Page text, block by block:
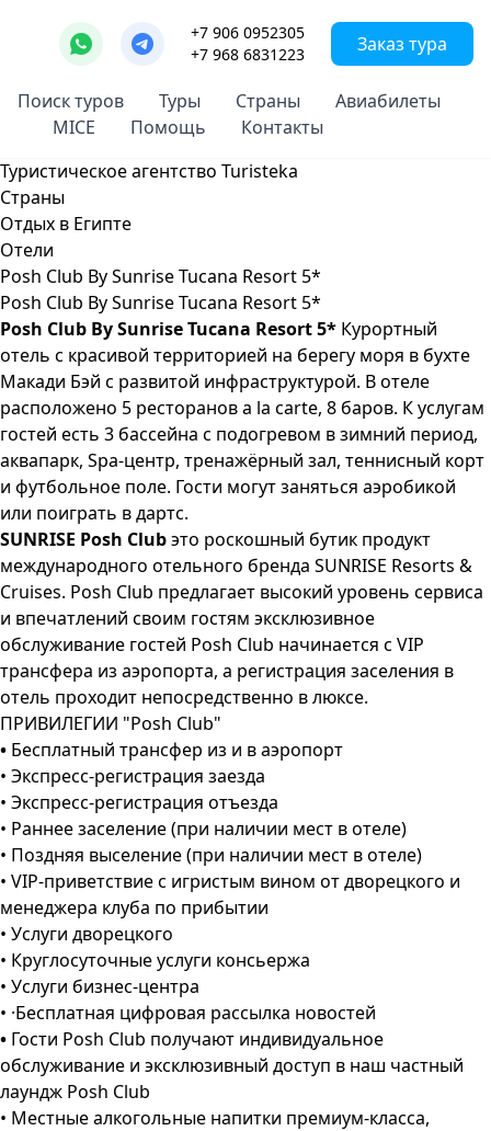
+7 906 0952305
+7 968 6831223
Заказ тура
Поиск туров Туры Страны
Авиабилеты
MICE
Помощь
Контакты
Туристическое агентство Turisteka
Страны
Отдых в Египте
Отели
Posh Club By Sunrise Tucana Resort 5*
Posh Club By Sunrise Tucana Resort 5*
Posh Club By Sunrise Tucana Resort 5* Курортный
отель с красивой территорией на берегу моря в бухте
Макади Бэй с развитой инфраструктурой. В отеле
расположено 5 ресторанов a la carte, 8 баров. К услугам
гостей есть 3 бассейна с подогревом в зимний период,
аквапарк, Spa-центр, тренажёрный зал, теннисный корт
и футбольное поле. Гости могут заняться аэробикой
или поиграть в дартс.
SUNRISE Posh Clubэто роскошный бутик продукт
международного отельного бренда SUNRISE Resorts &
Cruises. Posh Club предлагает высокий уровень сервиса
и впечатлений своим гостям эксклюзивное
обслуживание гостей Posh Club начинается с VIP
трансфера из аэропорта, а регистрация заселения в
отель проходит непосредственно в люксе.
ПРИВИЛЕГИИ "Posh Club"
• Бесплатный трансфер из и в аэропорт
• Экспресс-регистрация заезда
• Экспресс-регистрация отъезда
• Раннее заселение (при наличии мест в отеле)
• Поздняя выселение (при наличии мест в отеле)
• VIP-приветствие с игристым вином от дворецкого и
менеджера клуба по прибытии
• Услуги дворецкого
• Круглосуточные услуги консьержа
• Услуги бизнес-центра
• ·Бесплатная цифровая рассылка новостей
• Гости Posh Club получают индивидуальное
обслуживание и эксклюзивный доступ в наш частный
лаундж Posh Club
• Местные алкогольные напитки премиум-класса,